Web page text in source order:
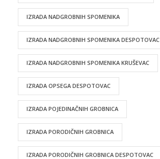
IZRADA NADGROBNIH SPOMENIKA
IZRADA NADGROBNIH SPOMENIKA DESPOTOVAC
IZRADA NADGROBNIH SPOMENIKA KRUŠEVAC
IZRADA OPSEGA DESPOTOVAC
IZRADA POJEDINAČNIH GROBNICA
IZRADA PORODIČNIH GROBNICA
IZRADA PORODIČNIH GROBNICA DESPOTOVAC